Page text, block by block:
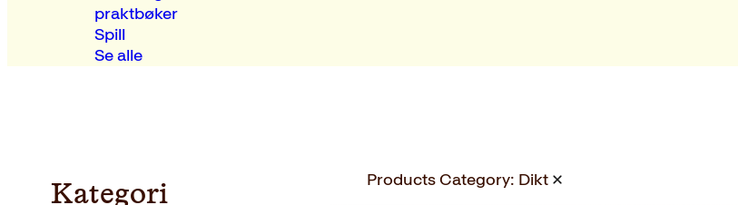
praktbøker
Spill
Se alle
Kategori
Products Category: Dikt